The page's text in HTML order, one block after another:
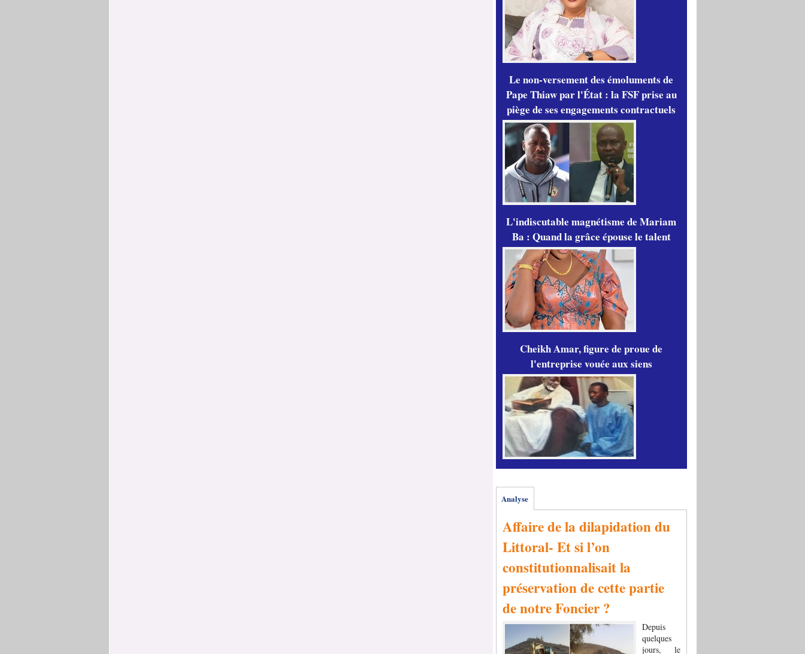
Le non-versement des émoluments de
Pape Thiaw par l'État : la FSF prise au
piège de ses engagements contractuels
L'indiscutable magnétisme de Mariam
Ba : Quand la grâce épouse le talent
Cheikh Amar, figure de proue de
l'entreprise vouée aux siens
Analyse
Affaire de la dilapidation du
Littoral- Et si l’on
constitutionnalisait la
préservation de cette partie
de notre Foncier ?
Depuis
quelques
jours, le